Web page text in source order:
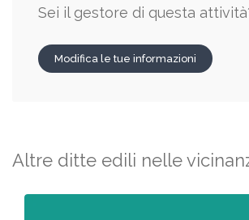
Sei il gestore di questa
Modifica le tue informazioni
Altre ditte edili nelle